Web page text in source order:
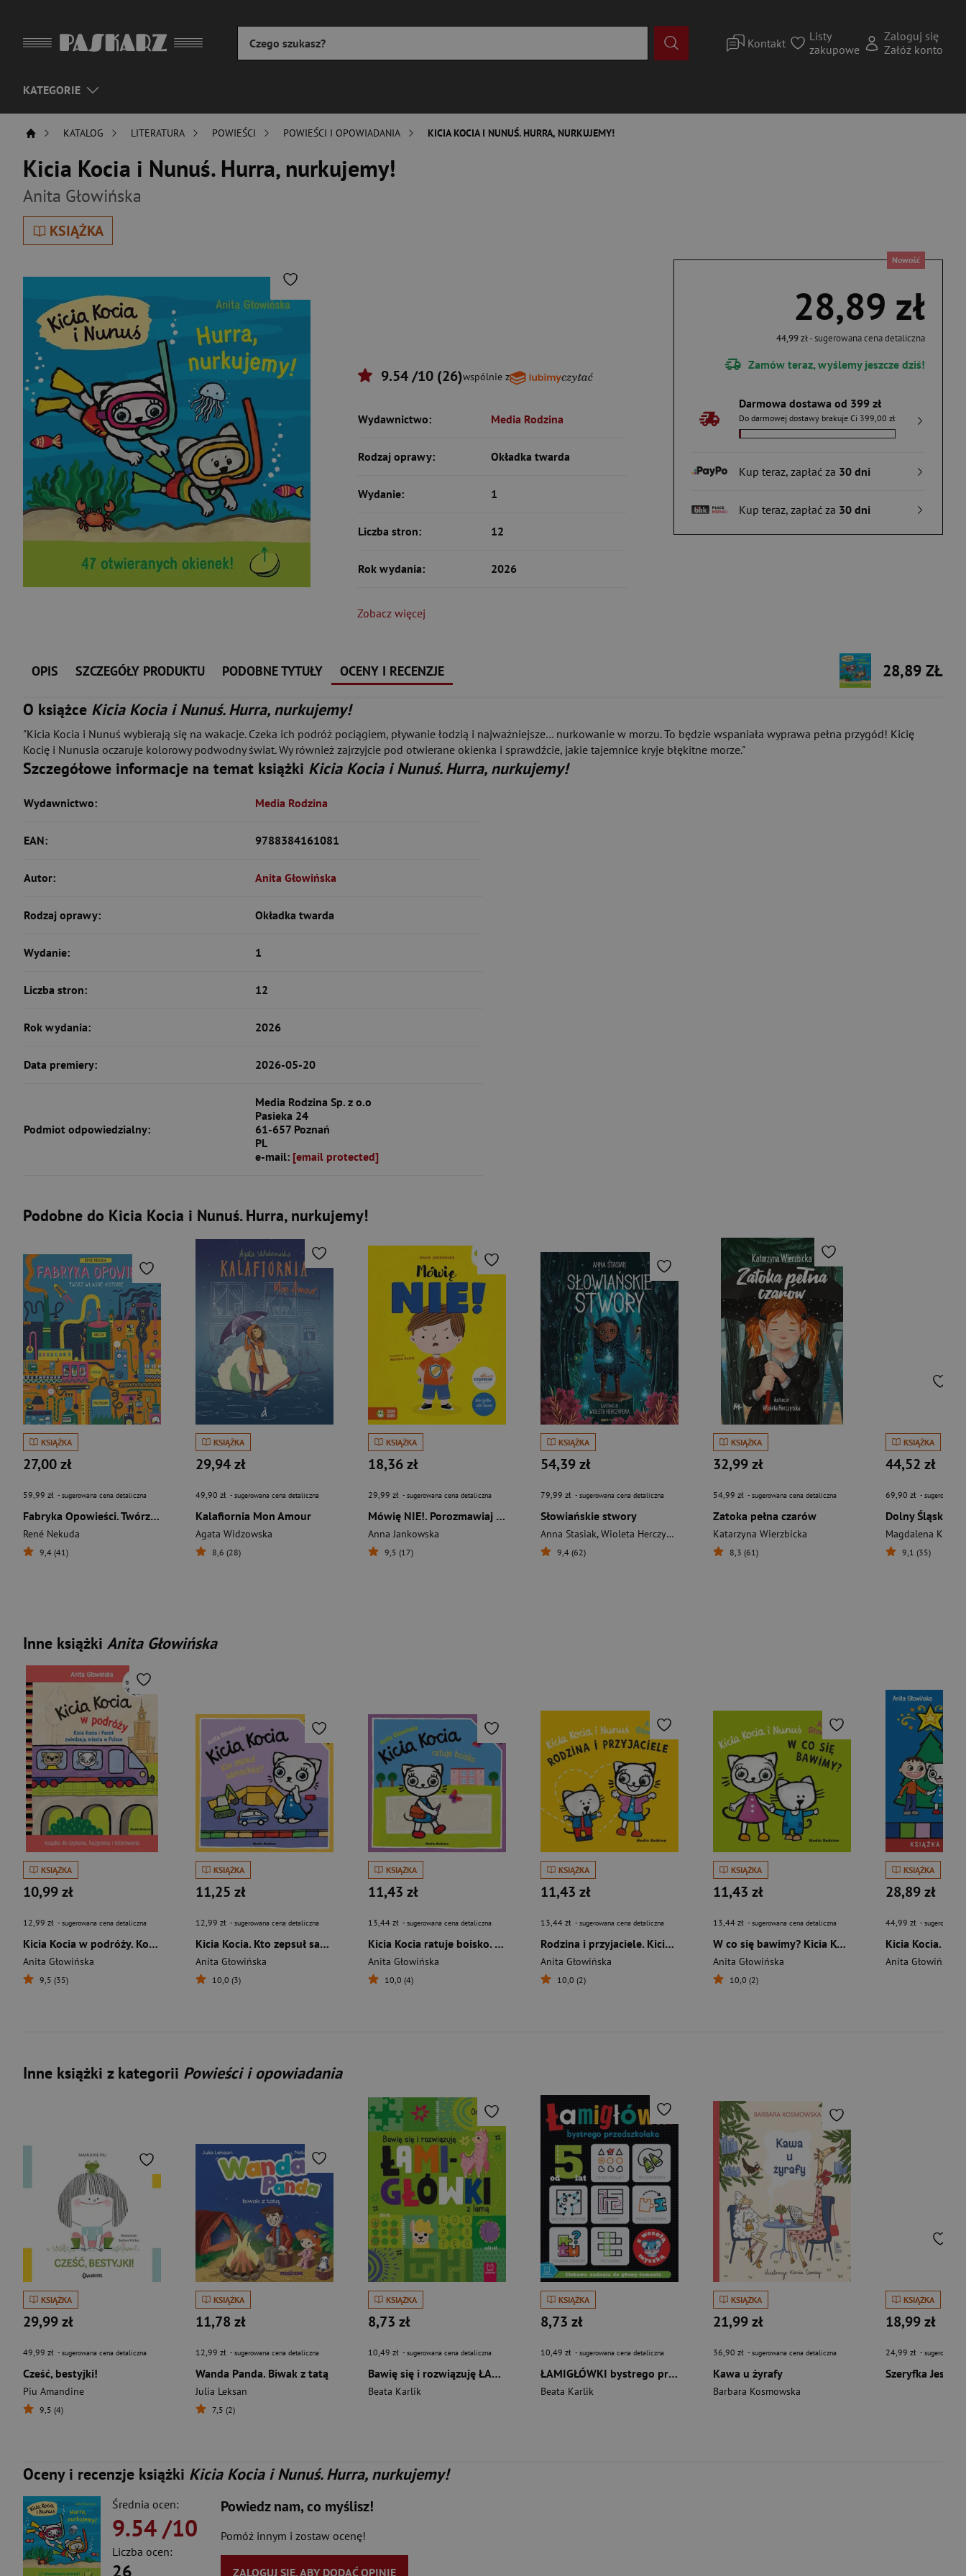
Kontakt
Listy
zakupowe
Zaloguj się
Załóż konto
KATEGORIE
KATALOG LITERATURA POWIEŚCI POWIEŚCI I OPOWIADANIA KICIA KOCIA I NUNUŚ. HURRA, NURKUJEMY!
Kicia Kocia i Nunuś. Hurra, nurkujemy!
Anita Głowińska
KSIĄŻKA
Nowość
28,89 zł
44,99 zł- sugerowana cena detaliczna
Zamów teraz, wyślemy jeszcze dziś!
Darmowa dostawa od 399 zł
Do darmowej dostawy brakuje Ci 399,00 zł
Kup teraz, zapłać za 30 dni
Kup teraz, zapłać za 30 dni
9.54 /10 (26)wspólnie z
Wydawnictwo: Media Rodzina
Rodzaj oprawy: Okładka twarda
Wydanie: 1
Liczba stron: 12
Rok wydania: 2026
Zobacz więcej
OPIS SZCZEGÓŁY PRODUKTU PODOBNE TYTUŁY OCENY I RECENZJE
28,89 ZŁ
O książce Kicia Kocia i Nunuś. Hurra, nurkujemy!
"Kicia Kocia i Nunuś wybierają się na wakacje. Czeka ich podróż pociągiem, pływanie łodzią i najważniejsze… nurkowanie w morzu. To będzie wspaniała wyprawa pełna przygód! Kicię
Kocię i Nunusia oczaruje kolorowy podwodny świat. Wy również zajrzyjcie pod otwierane okienka i sprawdźcie, jakie tajemnice kryje błękitne morze."
Szczegółowe informacje na temat książki Kicia Kocia i Nunuś. Hurra, nurkujemy!
Wydawnictwo: Media Rodzina
EAN: 9788384161081
Autor: Anita Głowińska
Rodzaj oprawy: Okładka twarda
Wydanie: 1
Liczba stron: 12
Rok wydania: 2026
Data premiery: 2026-05-20
Podmiot odpowiedzialny:
Media Rodzina Sp. z o.o
Pasieka 24
61-657 Poznań
PL
e-mail: [email protected]
Podobne do Kicia Kocia i Nunuś. Hurra, nurkujemy!
KSIĄŻKA
27,00 zł
59,99 zł - sugerowana cena detaliczna
Fabryka Opowieści. Twórz własne historie
René Nekuda
9,4 (41)
KSIĄŻKA
29,94 zł
49,90 zł - sugerowana cena detaliczna
Kalafiornia Mon Amour
Agata Widzowska
8,6 (28)
KSIĄŻKA
18,36 zł
29,99 zł - sugerowana cena detaliczna
Mówię NIE!. Porozmawiaj ze mną
Anna Jankowska
9,5 (17)
KSIĄŻKA
54,39 zł
79,99 zł - sugerowana cena detaliczna
Słowiańskie stwory
Anna Stasiak,Wioleta Herczyńska
9,4 (62)
KSIĄŻKA
32,99 zł
54,99 zł - sugerowana cena detaliczna
Zatoka pełna czarów
Katarzyna Wierzbicka
8,3 (61)
KSIĄŻKA
44,52 zł
69,90 zł - sugerowana
Magdalena
9,1 (35)
Inne książki Anita Głowińska
KSIĄŻKA
10,99 zł
12,99 zł - sugerowana cena detaliczna
Kicia Kocia w podróży. Kolorowanka
Anita Głowińska
9,5 (35)
KSIĄŻKA
11,25 zł
12,99 zł - sugerowana cena detaliczna
Kicia Kocia. Kto zepsuł samochód?
Anita Głowińska
10,0 (3)
KSIĄŻKA
11,43 zł
13,44 zł - sugerowana cena detaliczna
Kicia Kocia ratuje boisko. Kicia Kocia
Anita Głowińska
10,0 (4)
KSIĄŻKA
11,43 zł
13,44 zł - sugerowana cena detaliczna
Rodzina i przyjaciele. Kicia Kocia i Nunuś
Anita Głowińska
10,0 (2)
KSIĄŻKA
11,43 zł
13,44 zł - sugerowana cena detaliczna
W co się bawimy? Kicia Kocia i Nunuś
Anita Głowińska
10,0 (2)
KSIĄŻKA
28,89 zł
44,99 zł - sugerowana
Anita Głowińska
Inne książki z kategorii Powieści i opowiadania
KSIĄŻKA
29,99 zł
49,99 zł - sugerowana cena detaliczna
Cześć, bestyjki!
Piu Amandine
9,5 (4)
KSIĄŻKA
11,78 zł
12,99 zł - sugerowana cena detaliczna
Wanda Panda. Biwak z tatą
Julia Leksan
7,5 (2)
KSIĄŻKA
8,73 zł
10,49 zł - sugerowana cena detaliczna
Bawię się i rozwiązuję ŁAMIGŁÓWKI z lamą. Od 5 lat
Beata Karlik
KSIĄŻKA
8,73 zł
10,49 zł - sugerowana cena detaliczna
ŁAMIGŁÓWKI bystrego przedszkolaka z wesołą myszką. Ciekawe zadania do głowy łamania. Od 5 lat
Beata Karlik
KSIĄŻKA
21,99 zł
36,90 zł - sugerowana cena detaliczna
Kawa u żyrafy
Barbara Kosmowska
KSIĄŻKA
18,99 zł
24,99 zł - sugerowana
Oceny i recenzje książki Kicia Kocia i Nunuś. Hurra, nurkujemy!
Średnia ocen:
9.54/10
Liczba ocen:
26
Powiedz nam, co myślisz!
Pomóż innym i zostaw ocenę!
ZALOGUJ SIĘ, ABY DODAĆ OPINIĘ